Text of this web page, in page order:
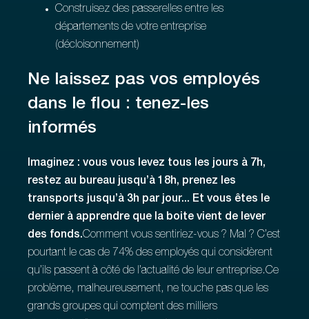
Construisez des passerelles entre les
départements de votre entreprise
(décloisonnement)
Ne laissez pas vos employés
dans le flou : tenez-les
informés
Imaginez : vous vous levez tous les jours à 7h,
restez au bureau jusqu’à 18h, prenez les
transports jusqu’à 3h par jour... Et vous êtes le
dernier à apprendre que la boite vient de lever
des fonds.Comment vous sentiriez-vous ? Mal ? C’est
pourtant le cas de 74% des employés qui considèrent
qu’ils passent à côté de l’actualité de leur entreprise.Ce
problème, malheureusement, ne touche pas que les
grands groupes qui comptent des milliers